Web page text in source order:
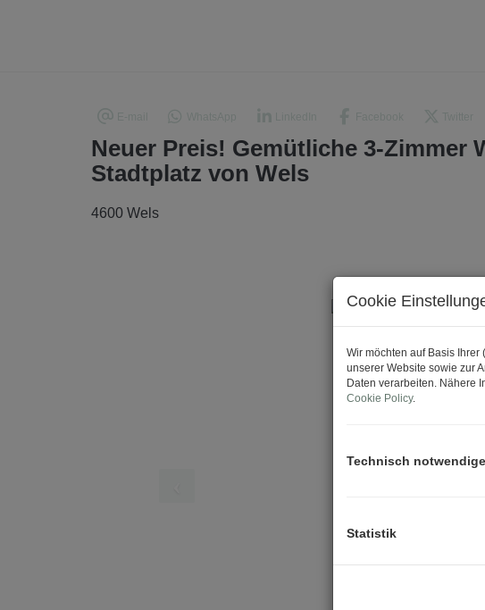
Neuer Preis! Gemütliche 3-Zimmer
Stadtplatz von Wels
4600 Wels
Cookie
Wir möchten auf Basis
unserer Website sowie zur
Daten verarbeiten. Nähere
Cookie Policy.
Technisch
Statistik